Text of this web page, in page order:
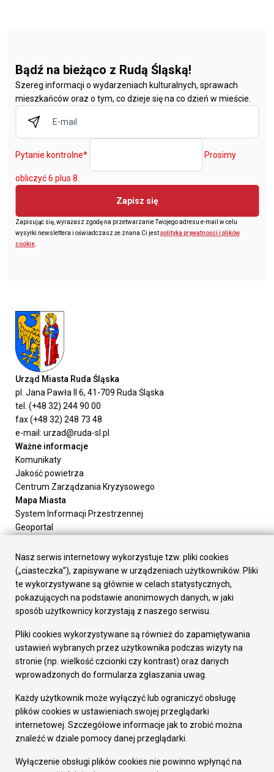
Bądź na bieżąco z Rudą Śląską!
Szereg informacji o wydarzeniach kulturalnych, sprawach
mieszkańców oraz o tym, co dzieje się na co dzień w mieście.
Pytanie kontrolne* Prosimy
obliczyć 6 plus 8.
Zapisz się
Zapisując się, wyrażasz zgodę na przetwarzanie Twojego adresu e-mail w celu
wysyłki newslettera i oświadczasz że znana Ci jestpolityka prywatności i plików
cookie
Urząd Miasta Ruda Śląska
pl. Jana Pawła II 6, 41-709 Ruda Śląska
tel. (+48 32) 244 90 00
fax (+48 32) 248 73 48
e-mail: urzad@ruda-sl.pl
Ważne informacje
Komunikaty
Jakość powietrza
Centrum Zarządzania Kryzysowego
Mapa Miasta
System Informacji Przestrzennej
Geoportal
Załatw sprawę
Prezydent Miasta
Rada Miasta
Wydziały
Elektroniczna Skrzynka Podawcza
Gospodarka
Fundusze europejskie
Środki krajowe
Oferty inwestycyjne
Pozostałe
Deklaracja dostępności
Dane osobowe
Dodaj opinię o witrynie
Nasz serwis internetowy wykorzystuje tzw. pliki cookies
(„ciasteczka”), zapisywane w urządzeniach użytkowników. Pliki
te wykorzystywane są głównie w celach statystycznych,
pokazujących na podstawie anonimowych danych, w jaki
sposób użytkownicy korzystają z naszego serwisu.
Pliki cookies wykorzystywane są również do zapamiętywania
ustawień wybranych przez użytkownika podczas wizyty na
stronie (np. wielkość czcionki czy kontrast) oraz danych
wprowadzonych do formularza zgłaszania uwag.
Każdy użytkownik może wyłączyć lub ograniczyć obsługę
plików cookies w ustawieniach swojej przeglądarki
internetowej. Szczegółowe informacje jak to zrobić można
znaleźć w dziale pomocy danej przeglądarki.
Wyłączenie obsługi plików cookies nie powinno wpłynąć na